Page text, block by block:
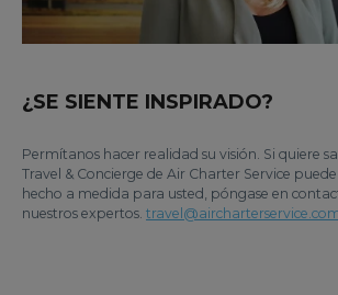
¿SE SIENTE INSPIRADO?
Permítanos hacer realidad su visión. Si quiere
Travel & Concierge de Air Charter Service
hecho a medida para usted, póngase en
nuestros expertos.